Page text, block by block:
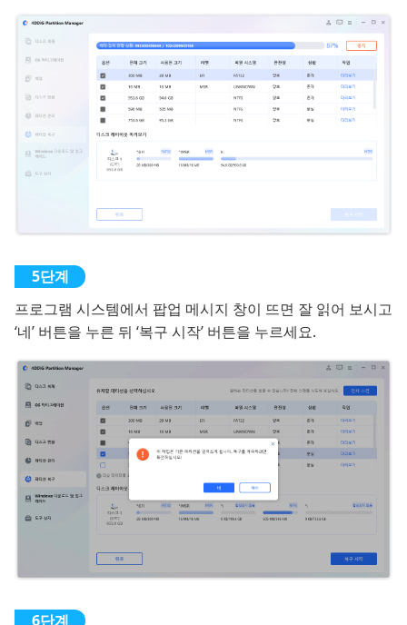
프로그램 시스템에서 팝업 메시지 창이 뜨면 잘 읽어 보시고
‘네’ 버튼을 누른 뒤 ‘복구 시작’ 버튼을 누르세요.